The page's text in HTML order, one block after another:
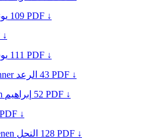
109 PDF ↓
111 PDF ↓
الرعد 43 PDF ↓
إبراهيم 52 PDF ↓
PDF ↓
النحل 128 PDF ↓